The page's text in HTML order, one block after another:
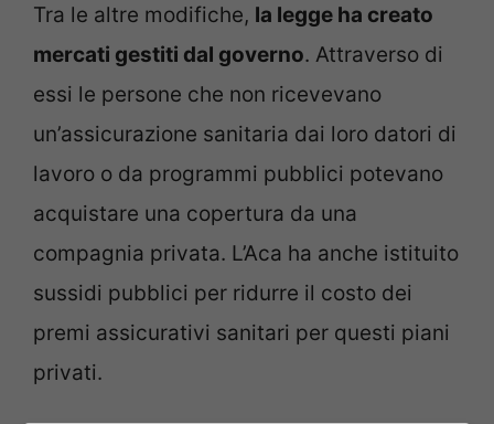
Tra le altre modifiche, la legge ha creato
mercati gestiti dal governo. Attraverso di
essi le persone che non ricevevano
un’assicurazione sanitaria dai loro datori di
lavoro o da programmi pubblici potevano
acquistare una copertura da una
compagnia privata. L’Aca ha anche istituito
sussidi pubblici per ridurre il costo dei
premi assicurativi sanitari per questi piani
privati.